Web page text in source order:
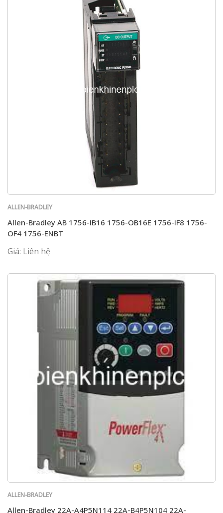
ALLEN-BRADLEY
Allen-Bradley AB 1756-IB16 1756-OB16E 1756-IF8 1756-
OF4 1756-ENBT
Giá: Liên hệ
ALLEN-BRADLEY
Allen-Bradley 22A-A4P5N114 22A-B4P5N104 22A-